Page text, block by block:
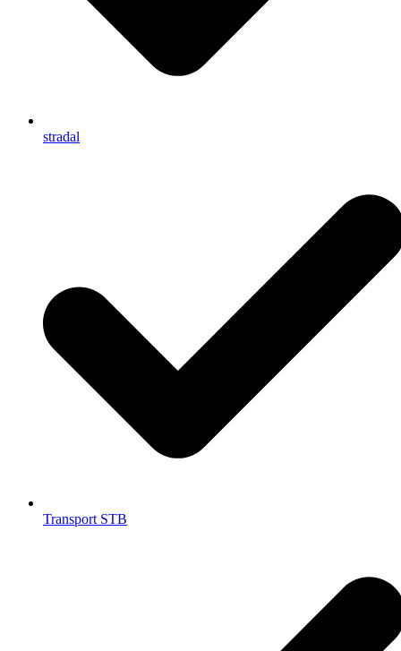
stradal
Transport STB